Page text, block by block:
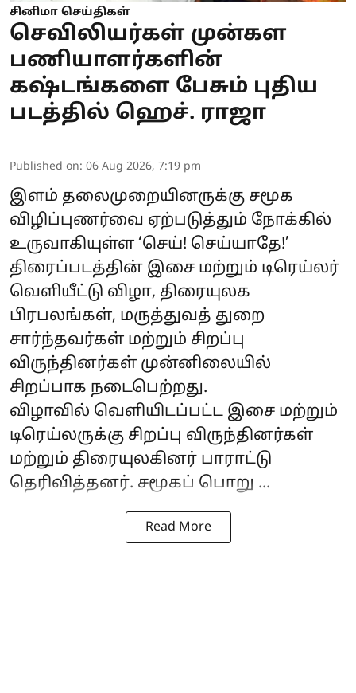
சினிமா செய்திகள்
செவிலியர்கள் முன்கள
பணியாளர்களின்
கஷ்டங்களை பேசும் புதிய
படத்தில் ஹெச். ராஜா
Published on: 06 Aug 2026, 7:19 pm
இளம் தலைமுறையினருக்கு சமூக
விழிப்புணர்வை ஏற்படுத்தும் நோக்கில்
உருவாகியுள்ள ‘செய்! செய்யாதே!’
திரைப்படத்தின் இசை மற்றும் டிரெய்லர்
வெளியீட்டு விழா, திரையுலக
பிரபலங்கள், மருத்துவத் துறை
சார்ந்தவர்கள் மற்றும் சிறப்பு
விருந்தினர்கள் முன்னிலையில்
சிறப்பாக நடைபெற்றது.
விழாவில் வெளியிடப்பட்ட இசை மற்றும்
டிரெய்லருக்கு சிறப்பு விருந்தினர்கள்
மற்றும் திரையுலகினர் பாராட்டு
தெரிவித்தனர். சமூகப் பொறு ...
Read More